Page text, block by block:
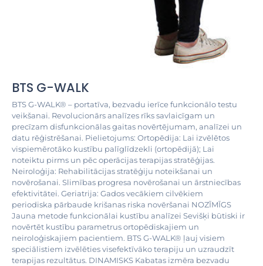
BTS G-WALK
BTS G-WALK® – portatīva, bezvadu ierīce funkcionālo testu
veikšanai. Revolucionārs analīzes rīks savlaicīgam un
precīzam disfunkcionālas gaitas novērtējumam, analīzei un
datu rēģistrēšanai. Pielietojums: Ortopēdija: Lai izvēlētos
vispiemērotāko kustību palīglīdzekli (ortopēdijā); Lai
noteiktu pirms un pēc operācijas terapijas stratēģijas.
Neiroloģija: Rehabilitācijas stratēģiju noteikšanai un
novērošanai. Slimības progresa novērošanai un ārstniecības
efektivitātei. Geriatrija: Gados vecākiem cilvēkiem
periodiska pārbaude krišanas riska novēršanai NOZĪMĪGS
Jauna metode funkcionālai kustību analīzei Sevišķi būtiski ir
novērtēt kustību parametrus ortopēdiskajiem un
neiroloģiskajiem pacientiem. BTS G-WALK® ļauj visiem
speciālistiem izvēlēties visefektīvāko terapiju un uzraudzīt
terapijas rezultātus. DINAMISKS Kabatas izmēra bezvadu